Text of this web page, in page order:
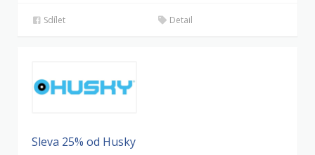
Sdílet Detail
Sleva 25% od Husky